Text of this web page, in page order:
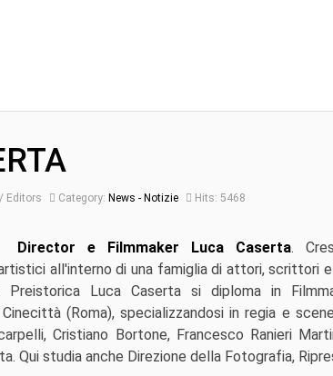
Editors Category: News - Notizie Hits: 5468
Director e Filmmaker Luca Caserta.
all'interno di una famiglia di attori, scrittori
Preistorica Luca Caserta si diploma in
Cinecittà (Roma), specializzandosi in regia e
Cristiano Bortone, Francesco Ranieri
Qui studia anche Direzione della Fotografia,